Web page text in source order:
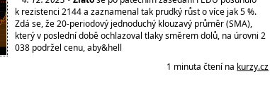
k rezistenci 2144 a zaznamenal tak prudký růst o více jak 5 %.
Zdá se, že 20-periodový jednoduchý klouzavý průměr (SMA),
který v poslední době ochlazoval tlaky směrem dolů, na úrovni 2
038 podržel cenu, aby&hell
1 minuta čtení na kurzy.cz